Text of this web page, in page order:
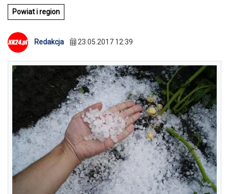
Powiat i region
Redakcja 23.05.2017 12:39